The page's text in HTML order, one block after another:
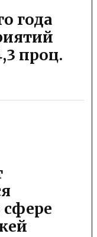
года
проц.
сфере